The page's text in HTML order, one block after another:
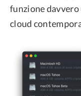
funzione
cloud